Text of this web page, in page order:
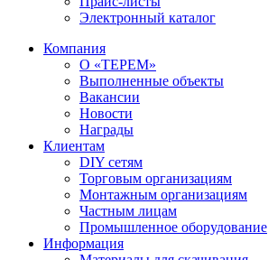
Электронный каталог
Компания
О «ТЕРЕМ»
Выполненные объекты
Вакансии
Новости
Награды
Клиентам
DIY сетям
Торговым организациям
Монтажным организациям
Частным лицам
Промышленное оборудование
Информация